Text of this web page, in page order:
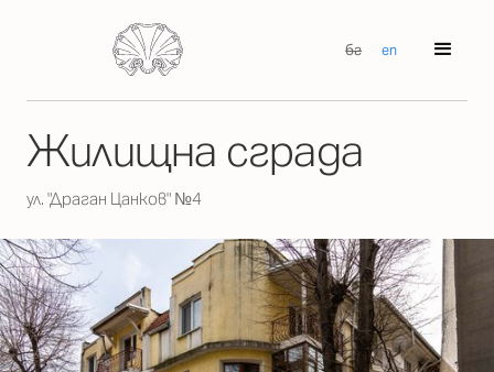
бг en
Жилищна сграда
ул. "Драган Цанков" №4